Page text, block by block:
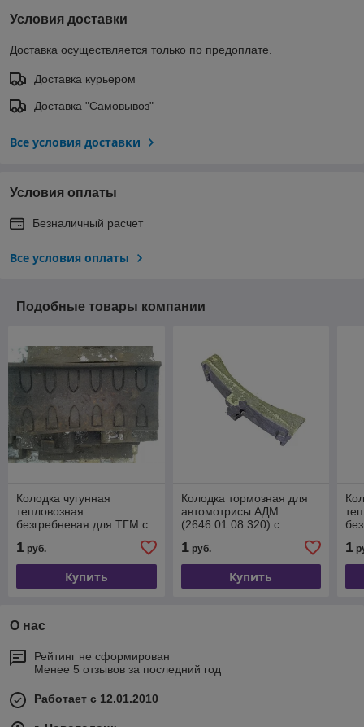
Условия доставки
Доставка осуществляется только по предоплате.
Доставка курьером
Доставка "Самовывоз"
Все условия доставки
Условия оплаты
Безналичный расчет
Все условия оплаты
Подобные товары компании
Колодка чугунная
тепловозная
безгребневая для ТГМ с
1 руб.
Купить
Колодка тормозная для
автомотрисы АДМ
(2646.01.08.320) с
1руб.
Купить
1
О нас
Рейтинг не сформирован
Менее 5 отзывов за последний год
Работает с 12.01.2010